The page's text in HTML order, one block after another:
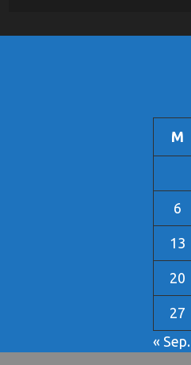
M
6
13
20
27
« Sep.